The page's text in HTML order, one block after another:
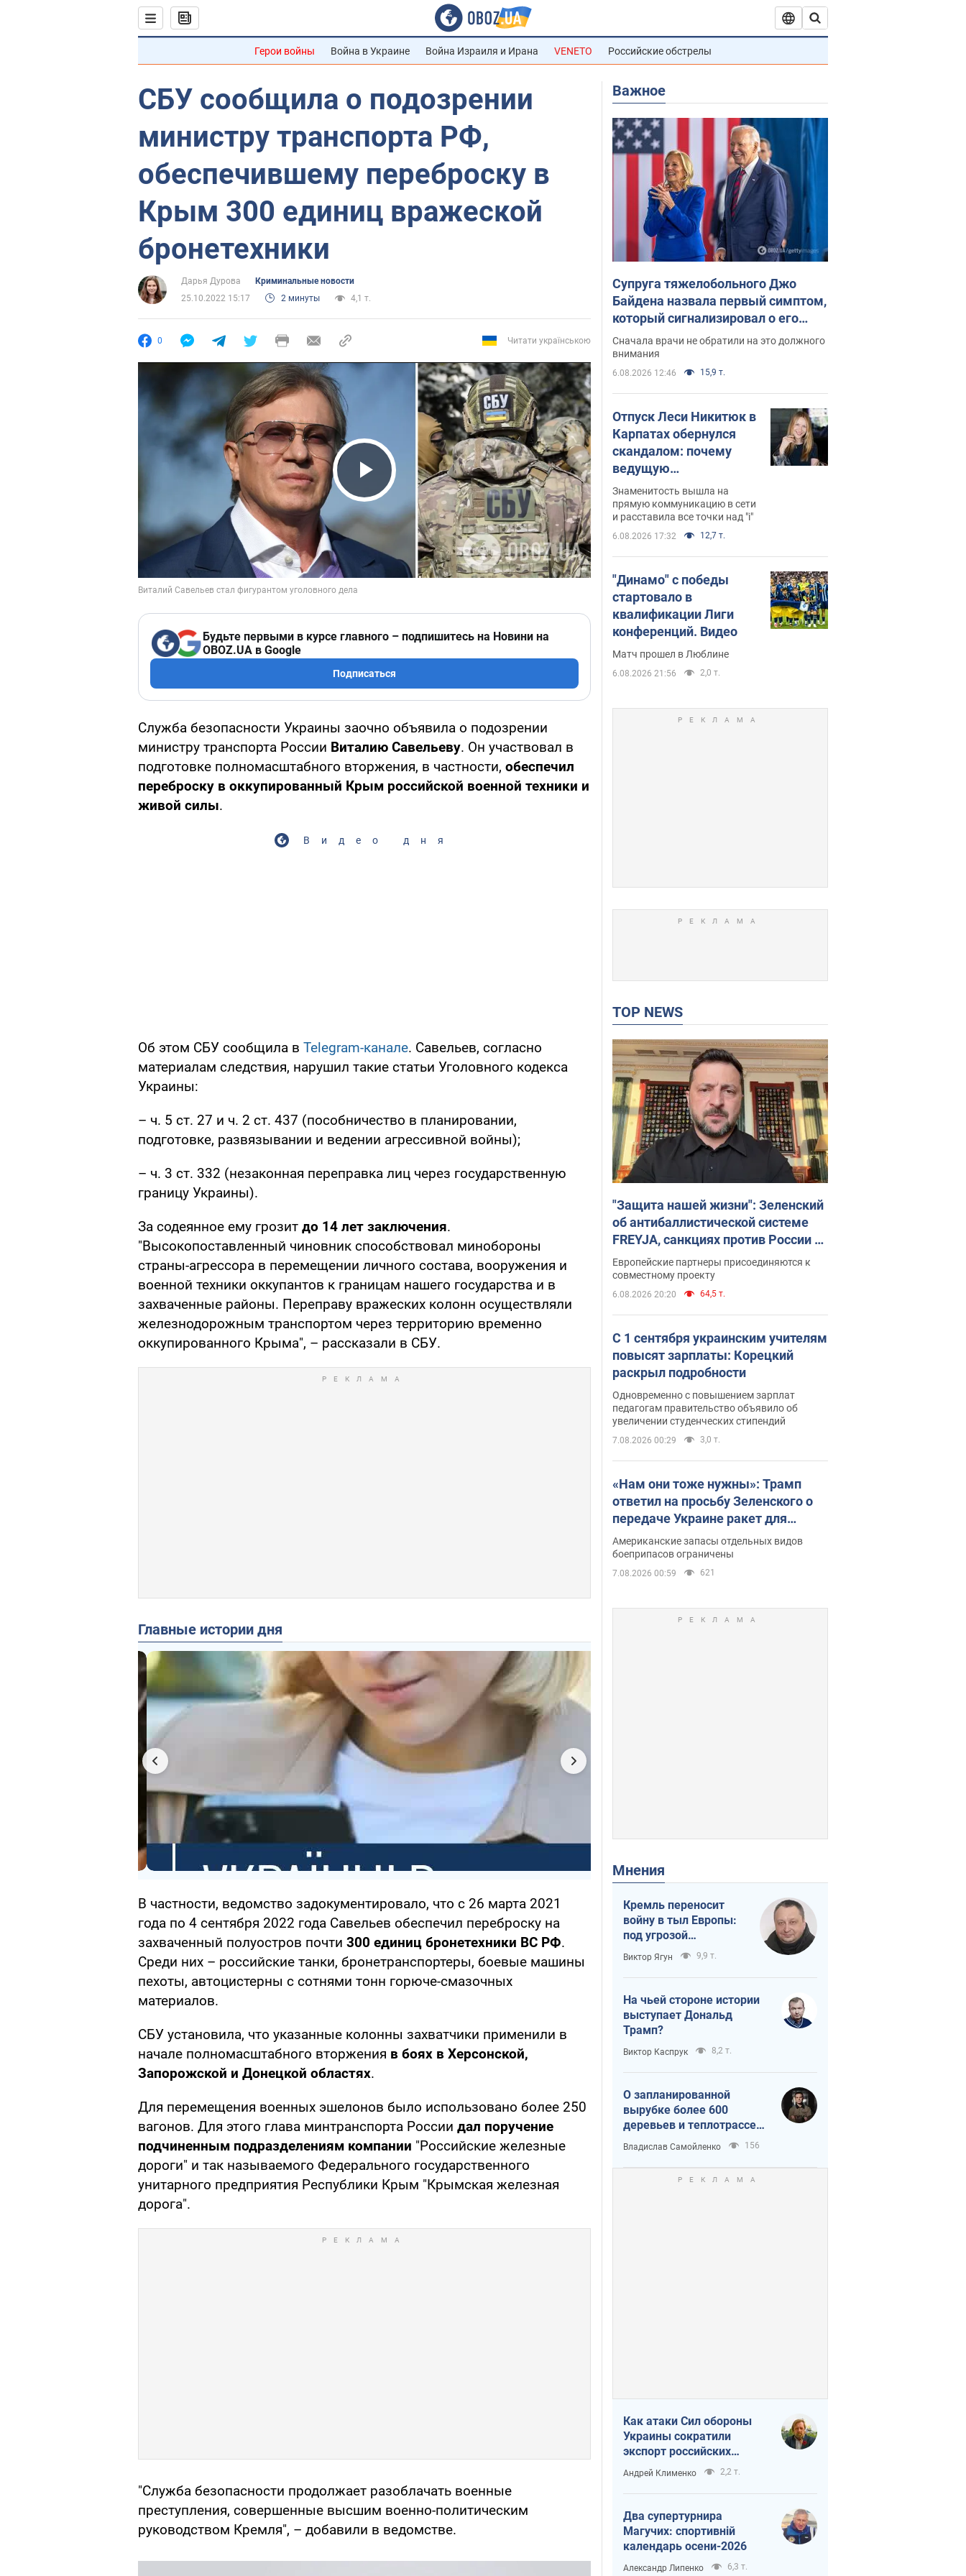
Герои войны Война в Украине Война Израиля и Ирана VENETO Российские обстрелы
СБУ сообщила о подозрении
министру транспорта РФ,
обеспечившему переброску в
Крым 300 единиц вражеской
бронетехники
Дарья Дурова
Криминальные новости
25.10.2022 15:17
2 минуты 4,1 т.
0 Читати українською
Play Video
Будьте первыми в курсе главного – подпишитесь на Новини на
OBOZ.UA в Google
Подписаться
Служба безопасности Украины заочно объявила о подозрении
министру транспорта России Виталию Савельеву. Он участвовал в
подготовке полномасштабного вторжения, в частности, обеспечил
переброску в оккупированный Крым российской военной техники и
живой силы.
Видео дня
Об этом СБУ сообщила в Telegram-канале. Савельев, согласно
материалам следствия, нарушил такие статьи Уголовного кодекса
Украины:
– ч. 5 ст. 27 и ч. 2 ст. 437 (пособничество в планировании,
подготовке, развязывании и ведении агрессивной войны);
– ч. 3 ст. 332 (незаконная переправка лиц через государственную
границу Украины).
За содеянное ему грозит до 14 лет заключения.
"Высокопоставленный чиновник способствовал минобороны
страны-агрессора в перемещении личного состава, вооружения и
военной техники оккупантов к границам нашего государства и в
захваченные районы. Переправу вражеских колонн осуществляли
железнодорожным транспортом через территорию временно
оккупированного Крыма", – рассказали в СБУ.
Главные истории дня
В частности, ведомство задокументировало, что с 26 марта 2021
года по 4 сентября 2022 года Савельев обеспечил переброску на
захваченный полуостров почти 300 единиц бронетехники ВС РФ.
Среди них – российские танки, бронетранспортеры, боевые машины
пехоты, автоцистерны с сотнями тонн горюче-смазочных
материалов.
СБУ установила, что указанные колонны захватчики применили в
начале полномасштабного вторжения в боях в Херсонской,
Запорожской и Донецкой областях.
Для перемещения военных эшелонов было использовано более 250
вагонов. Для этого глава минтранспорта России дал поручение
подчиненным подразделениям компании "Российские железные
дороги" и так называемого Федерального государственного
унитарного предприятия Республики Крым "Крымская железная
дорога".
"Служба безопасности продолжает разоблачать военные
преступления, совершенные высшим военно-политическим
руководством Кремля", – добавили в ведомстве.
Важное
Супруга тяжелобольного Джо
Байдена назвала первый симптом,
который сигнализировал о его
"агрессивном" раке
Сначала врачи не обратили на это должного
внимания
6.08.2026 12:46 15,9 т.
Отпуск Леси Никитюк в
Карпатах обернулся
скандалом: почему
ведущую
несправедливо
захейтили
Знаменитость вышла на
прямую коммуникацию в сети
и расставила все точки над "i"
6.08.2026 17:32 12,7 т.
"Динамо" с победы
стартовало в
квалификации Лиги
конференций. Видео
Матч прошел в Люблине
6.08.2026 21:56 2,0 т.
TOP NEWS
"Защита нашей жизни": Зеленский
об антибаллистической системе
FREYJA, санкциях против России и
поддержке аграриев. Видео
Европейские партнеры присоединяются к
совместному проекту
6.08.2026 20:20 64,5 т.
С 1 сентября украинским учителям
повысят зарплаты: Корецкий
раскрыл подробности
Одновременно с повышением зарплат
педагогам правительство объявило об
увеличении студенческих стипендий
7.08.2026 00:29 3,0 т.
«Нам они тоже нужны»: Трамп
ответил на просьбу Зеленского о
передаче Украине ракет для
Patriot
Американские запасы отдельных видов
боеприпасов ограничены
7.08.2026 00:59 621
Мнения
Кремль переносит
войну в тыл Европы:
под угрозой
критическая
логистика
Виктор Ягун 9,9 т.
На чьей стороне истории
выступает Дональд
Трамп?
Виктор Каспрук 8,2 т.
О запланированной
вырубке более 600
деревьев и теплотрассе:
что происходит на
Теремках в Киеве
Владислав Самойленко 156
Как атаки Сил обороны
Украины сократили
экспорт российских
нефтепродуктов
Андрей Клименко 2,2 т.
Два супертурнира
Магучих: спортивній
календарь осени-2026
Александр Липенко 6,3 т.